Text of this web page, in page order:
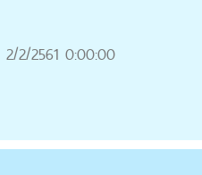
2/2/2561 0:00:00